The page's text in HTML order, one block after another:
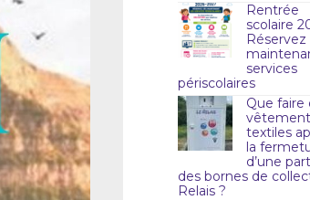
Rentrée
scolaire
Réservez
services
périscolaires
Que faire
textiles
la
d’une
des bornes de
Relais ?